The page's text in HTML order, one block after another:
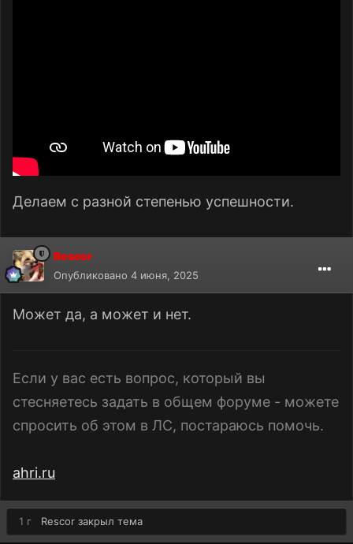
Делаем с разной степенью успешности.
Rescor
Опубликовано 4 июня, 2025
Может да, а может и нет.
Если у вас есть вопрос, который вы
стесняетесь задать в общем форуме - можете
спросить об этом в ЛС, постараюсь помочь.
ahri.ru
1 г Rescor закрыл тема